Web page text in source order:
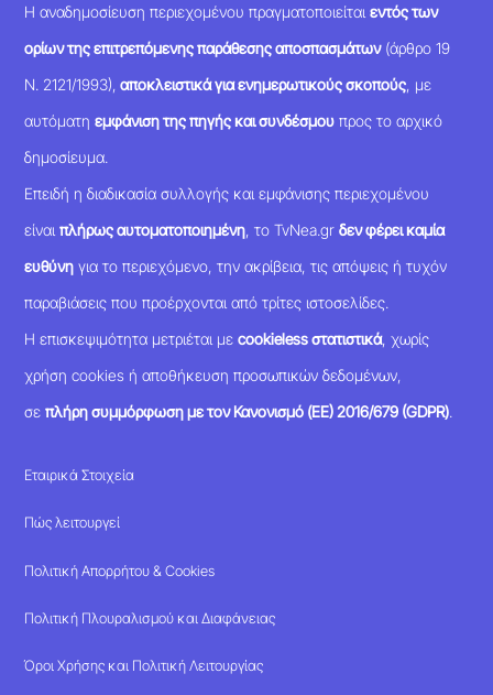
Η αναδημοσίευση περιεχομένου πραγματοποιείταιεντός των
ορίων της επιτρεπόμενης παράθεσης αποσπασμάτων(άρθρο 19
Ν. 2121/1993), αποκλειστικά για ενημερωτικούς σκοπούς , με
αυτόματηεμφάνιση της πηγής και συνδέσμου προς το αρχικό
δημοσίευμα.
Επειδή η διαδικασία συλλογής και εμφάνισης περιεχομένου
είναιπλήρως αυτοματοποιημένη , το TvNea.grδεν φέρει καμία
ευθύνη για το περιεχόμενο, την ακρίβεια, τις απόψεις ή τυχόν
παραβιάσεις που προέρχονται από τρίτες ιστοσελίδες.
Η επισκεψιμότητα μετριέται μεcookieless στατιστικά, χωρίς
χρήση cookies ή αποθήκευση προσωπικών δεδομένων,
σεπλήρη συμμόρφωση με τον Κανονισμό (ΕΕ) 2016/679 (GDPR).
Εταιρικά Στοιχεία
Πώς λειτουργεί
Πολιτική Απορρήτου & Cookies
Πολιτική Πλουραλισμού και Διαφάνειας
Όροι Χρήσης και Πολιτική Λειτουργίας